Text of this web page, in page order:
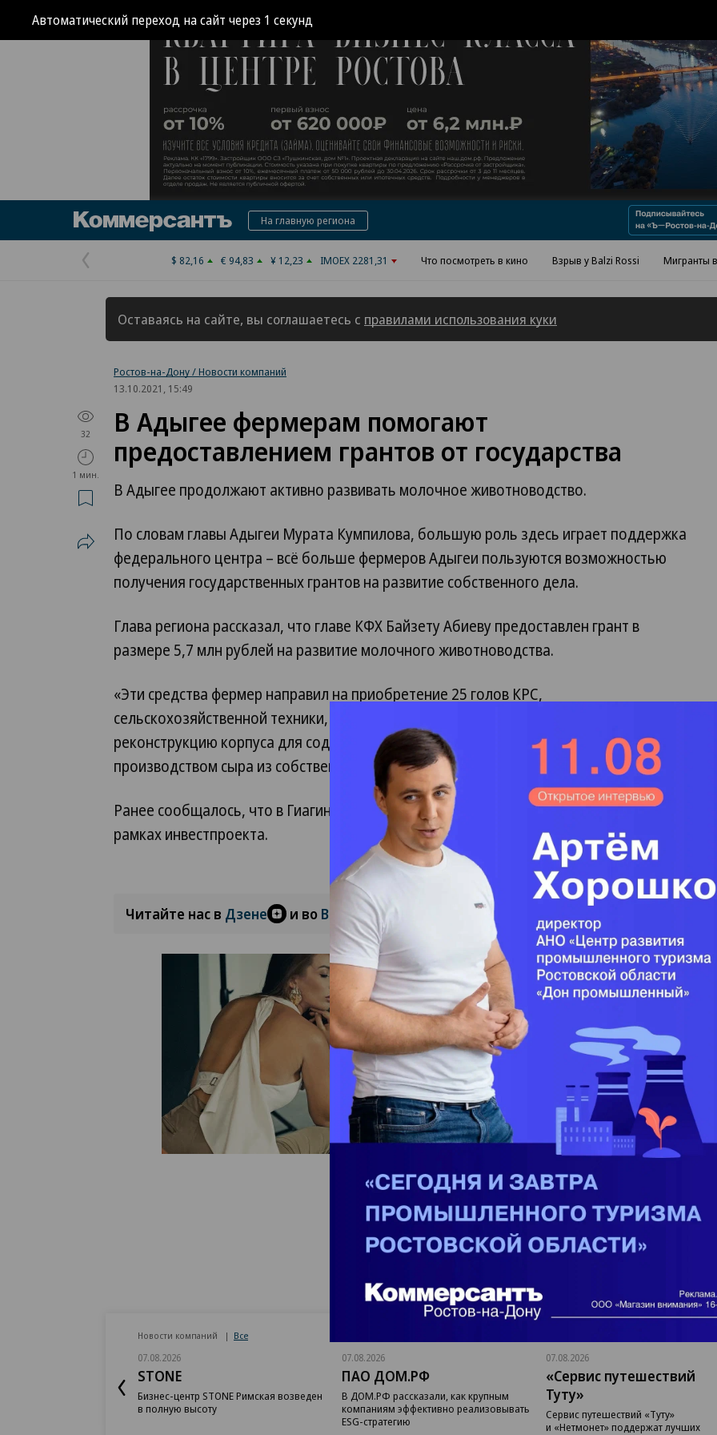
Реклама в «Ъ» www.kommersant.ru/ad
КоммерсантъНа главную региона
Предыдущая
страница
$ 82,16 € 94,83 ¥ 12,23 IMOEX 2281,31 Что посмотреть в кино Взрыв у Balzi Rossi Мигранты
Оставаясь на сайте, вы соглашаетесь с правилами использования куки
Ростов-на-Дону / Новости компаний
13.10.2021, 15:49
32
1 мин.
В Адыгее фермерам помогают
предоставлением грантов от государства
В Адыгее продолжают активно развивать молочное животноводство.
По словам главы Адыгеи Мурата Кумпилова, большую роль здесь играет поддержка
федерального центра – всё больше фермеров Адыгеи пользуются возможностью
получения государственных грантов на развитие собственного дела.
Глава региона рассказал, что главе КФХ Байзету Абиеву предоставлен грант в
размере 5,7 млн рублей на развитие молочного животноводства.
«Эти средства фермер направил на приобретение 25 голов КРС,
сельскохозяйственной техники, оборудования для фермы, а также на
реконструкцию корпуса для содержания животных. Данное хозяйство занимается и
производством сыра из собственного молока», – сообщил Мурат Кумпилов.
Ранее сообщалось, что в Гиагинском районе строят молочно-товарную ферму в
рамках инвестпроекта.
Поделиться
Читайте нас в Дзене и во Вконтакте
Новости компаний Все
07.08.2026
STONE
Бизнес-центр STONE Римская возведен
в полную высоту
07.08.2026
ПАО ДОМ.РФ
В ДОМ.РФ рассказали, как крупным
компаниям эффективно реализовывать
ESG-стратегию
07.08.2026
«Сервис путешествий
Туту»
Сервис путешествий «Туту»
и «Нетмонет» поддержат лучших